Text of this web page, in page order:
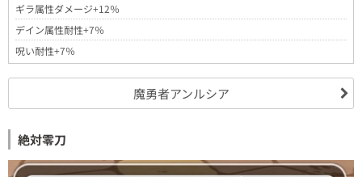
ギラ属性ダメージ+12％
デイン属性耐性+7％
呪い耐性+7％
魔勇者アンルシア
絶対零刀